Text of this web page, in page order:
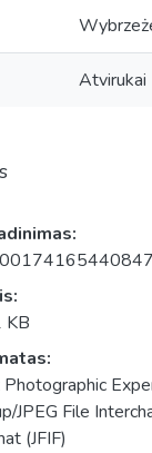
Atvirukai
KB
Photographic
JPEG File
(JFIF)